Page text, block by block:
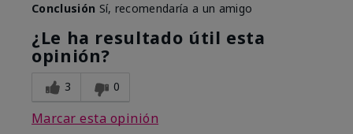
Conclusión Sí, recomendaría a un amigo
¿Le ha resultado útil esta
opinión?
3 0
Marcar esta opinión